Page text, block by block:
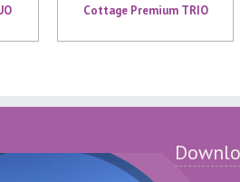
Cottage Premium TRIO